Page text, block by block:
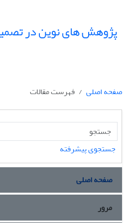
پژوهش های نوین در
صفحه اصلی
فهرست مقالات
جستجوی پیشرفته
صفحه اصلی
مرور